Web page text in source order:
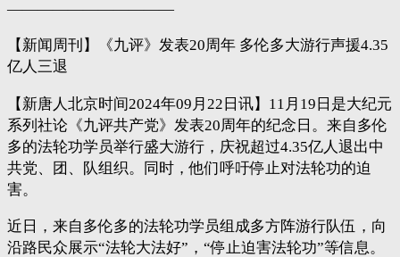
———————————
【新闻周刊】《九评》发表20周年 多伦多大游行声援4.35
亿人三退
【新唐人北京时间2024年09月22日讯】11月19日是大纪元
系列社论《九评共产党》发表20周年的纪念日。来自多伦
多的法轮功学员举行盛大游行，庆祝超过4.35亿人退出中
共党、团、队组织。同时，他们呼吁停止对法轮功的迫
害。
近日，来自多伦多的法轮功学员组成多方阵游行队伍，向
沿路民众展示“法轮大法好”，“停止迫害法轮功”等信息。